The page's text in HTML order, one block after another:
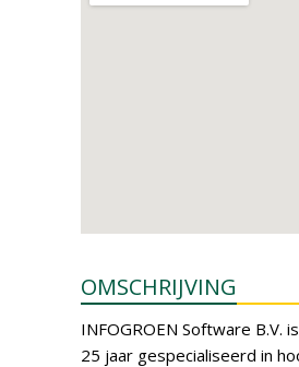
OMSCHRIJVING
INFOGROEN Software B.V.
25 jaar gespecialiseerd in